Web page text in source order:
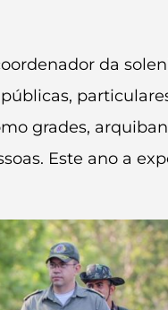
da
grades,
Este ano a